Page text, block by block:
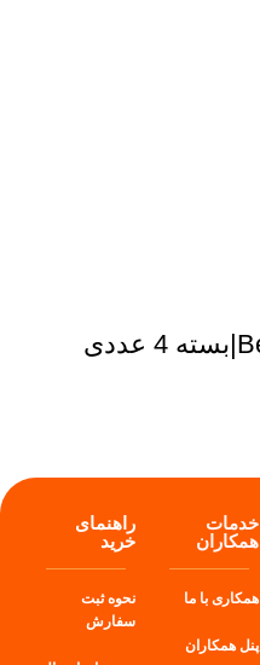
خدمات
همکاران
همکاری با ما
پنل همکاران
راهنمای
خرید
نحوه ثبت
سفارش